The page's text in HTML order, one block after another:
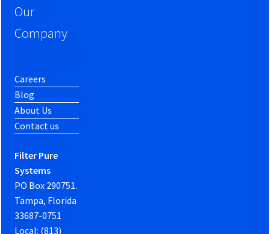
Our
Company
Careers
Blog
About Us
Contact us
Filter Pure
Systems
PO Box 290751.
Tampa, Florida
33687-0751
Local: (813)